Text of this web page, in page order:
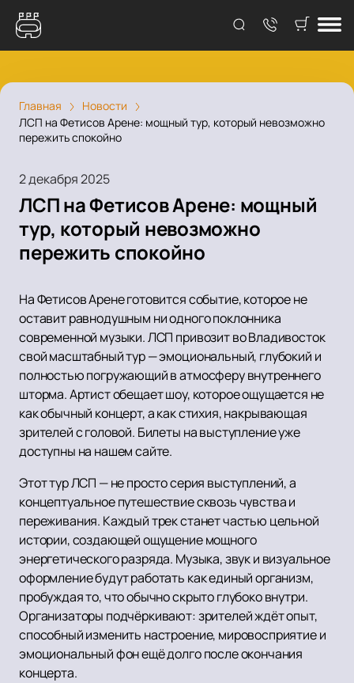
Главная
Новости
ЛСП на Фетисов Арене: мощный тур, который невозможно
пережить спокойно
2 декабря 2025
ЛСП на Фетисов Арене: мощный
тур, который невозможно
пережить спокойно
На Фетисов Арене готовится событие, которое не
оставит равнодушным ни одного поклонника
современной музыки. ЛСП привозит во Владивосток
свой масштабный тур — эмоциональный, глубокий и
полностью погружающий в атмосферу внутреннего
шторма. Артист обещает шоу, которое ощущается не
как обычный концерт, а как стихия, накрывающая
зрителей с головой. Билеты на выступление уже
доступны на нашем сайте.
Этот тур ЛСП — не просто серия выступлений, а
концептуальное путешествие сквозь чувства и
переживания. Каждый трек станет частью цельной
истории, создающей ощущение мощного
энергетического разряда. Музыка, звук и визуальное
оформление будут работать как единый организм,
пробуждая то, что обычно скрыто глубоко внутри.
Организаторы подчёркивают: зрителей ждёт опыт,
способный изменить настроение, мировосприятие и
эмоциональный фон ещё долго после окончания
концерта.